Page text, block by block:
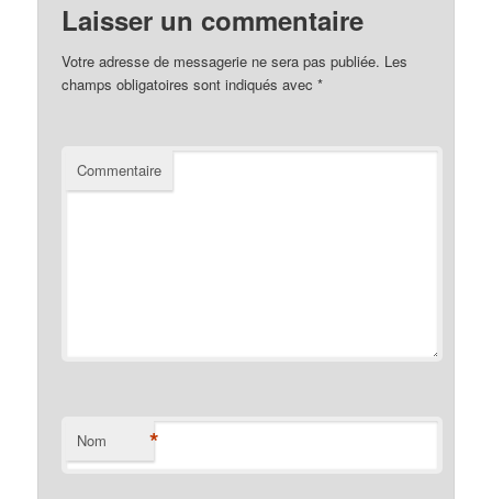
Laisser un commentaire
Votre adresse de messagerie ne sera pas publiée. Les
champs obligatoires sont indiqués avec*
Commentaire
Nom *